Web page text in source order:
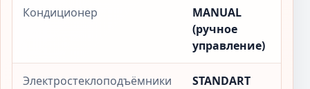
Кондиционер
MANUAL
(ручное
управление)
Электростеклоподъёмники
STANDART